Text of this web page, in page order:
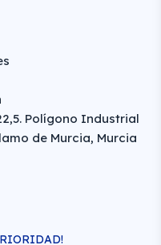
Polígono Industrial
de Murcia, Murcia